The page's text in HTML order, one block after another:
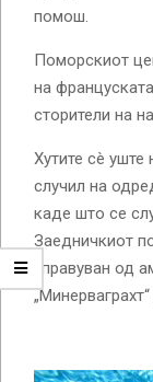
помош.
Поморскиот
на
сторители на
Хутите сè уште
случил на
каде што се
Заедничкиот
управуван од